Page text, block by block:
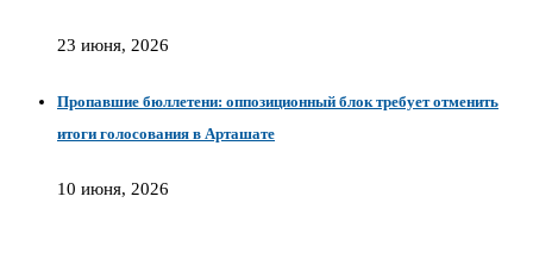
23 июня, 2026
Пропавшие бюллетени: оппозиционный блок требует отменить
итоги голосования в Арташате
10 июня, 2026